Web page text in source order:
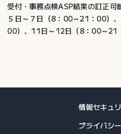
受付・事務点検ASP結果の訂正可
５日～７日（8：00～21：00）
00）、11日～12日（8：00～21
情報セキュ
プライバシ